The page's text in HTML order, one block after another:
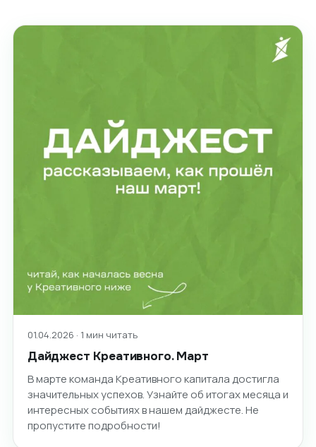
01.04.2026 · 1 мин читать
Дайджест Креативного. Март
В марте команда Креативного капитала достигла
значительных успехов. Узнайте об итогах месяца и
интересных событиях в нашем дайджесте. Не
пропустите подробности!